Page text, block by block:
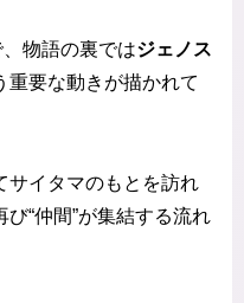
物語の裏ではジェノス
重要な動きが描かれて
サイタマのもとを訪れ
“仲間”が集結する流れ